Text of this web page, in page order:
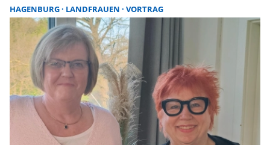
angesteuert. Auf Schloms Hof wird den
Teilnehmerinnen dann ein Potpourri an klassischer
Musik geboten. Ab 15.30 Uhr erklingen dann in diesem
ungewöhnlichen Ambiente die schönsten Stücke aus
bekannten Opern, Operetten und Konzertmelodien.
Auf der Hinfahrt soll ein Fingerfood-Picknick
veranstaltet werden. Dafür bringt jede Teilnehmerin
eine Kleinigkeit mit. Gäste sind herzlich willkommen.
HAGENBURG LANDFRAUEN VORTRAG